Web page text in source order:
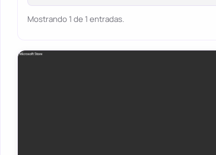
Mostrando 1 de 1 entradas.